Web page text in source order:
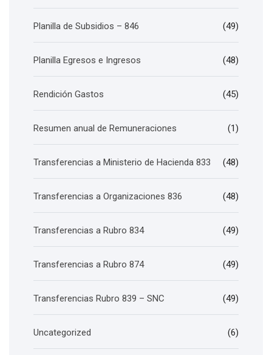
Planilla de Subsidios – 846 (49)
Planilla Egresos e Ingresos (48)
Rendición Gastos (45)
Resumen anual de Remuneraciones (1)
Transferencias a Ministerio de Hacienda 833 (48)
Transferencias a Organizaciones 836 (48)
Transferencias a Rubro 834 (49)
Transferencias a Rubro 874 (49)
Transferencias Rubro 839 – SNC (49)
Uncategorized (6)